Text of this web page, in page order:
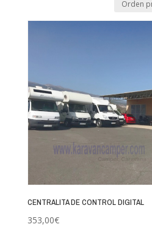
CENTRALITA DE CONTROL DIGITAL
353,00€